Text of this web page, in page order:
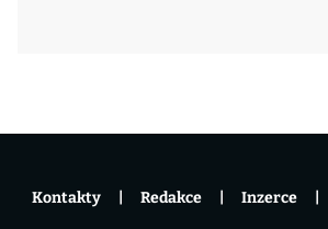
Kontakty Redakce Inzerce